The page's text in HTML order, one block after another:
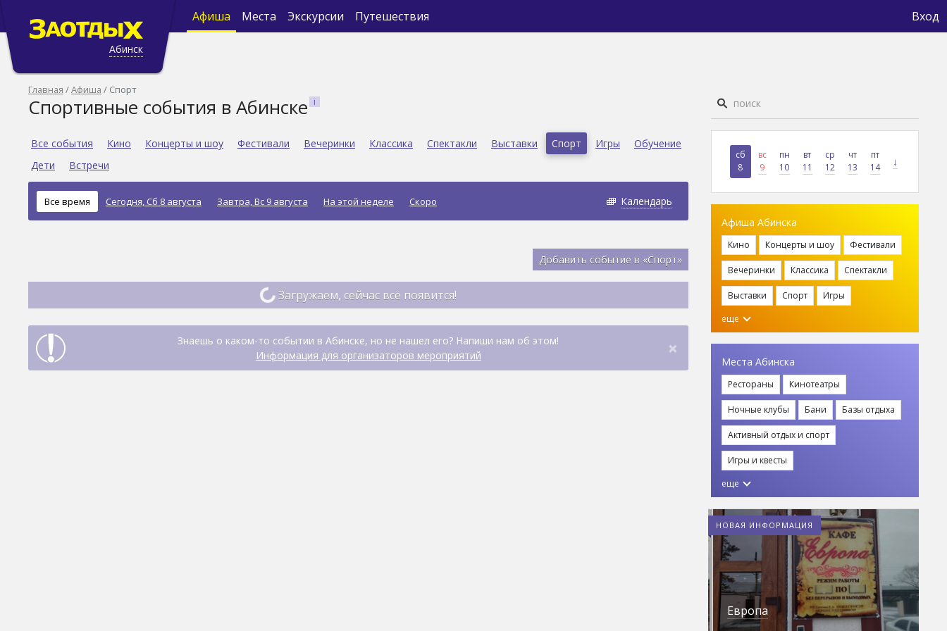
Абинск
Афиша Места Экскурсии Путешествия Вход
Главная Афиша Спорт
Спортивные события в Абинске
Все события Кино Концерты и шоу Фестивали Вечеринки Классика Спектакли Выставки Спорт Игры
Обучение
Дети
Встречи
Все время Сегодня, Сб 8 августа Завтра, Вс 9 августа На этой неделе Скоро Календарь
Добавить событие в «Спорт»
Загружаем, сейчас всё появится!
Знаешь о каком-то событии в Абинске, но не нашел его? Напиши нам об этом!
Информация для организаторов мероприятий
×
сб
8
вс
9
пн
10
вт
11
ср
12
чт
13
пт
14
↓
Афиша Абинска
Кино Концерты и шоу Фестивали
Вечеринки Классика Спектакли
Выставки Спорт
Игры
еще
Места Абинска
Рестораны Кинотеатры
Ночные клубы Бани Базы отдыха
Активный отдых и спорт
Игры и квесты
еще
НОВАЯ ИНФОРМАЦИЯ
Европа